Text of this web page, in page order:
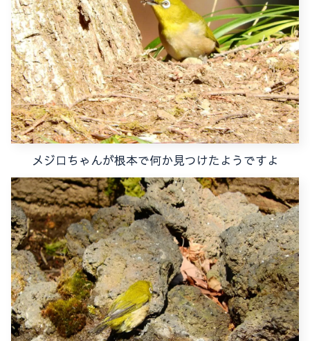
メジロちゃんが根本で何か見つけたようですよ